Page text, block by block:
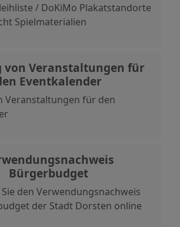
/ DoKiMo Plakatstandorte
Spielmaterialien
von Veranstaltungen für
Eventkalender
Veranstaltungen für den
Bürgerbudget
den Verwendungsnachweis
der Stadt Dorsten online